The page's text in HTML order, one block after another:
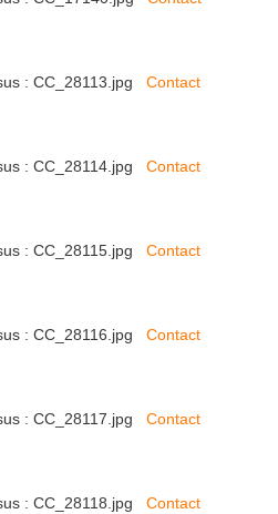
: CC_28113.jpg Contact
: CC_28114.jpg Contact
: CC_28115.jpg Contact
: CC_28116.jpg Contact
: CC_28117.jpg Contact
: CC_28118.jpg Contact